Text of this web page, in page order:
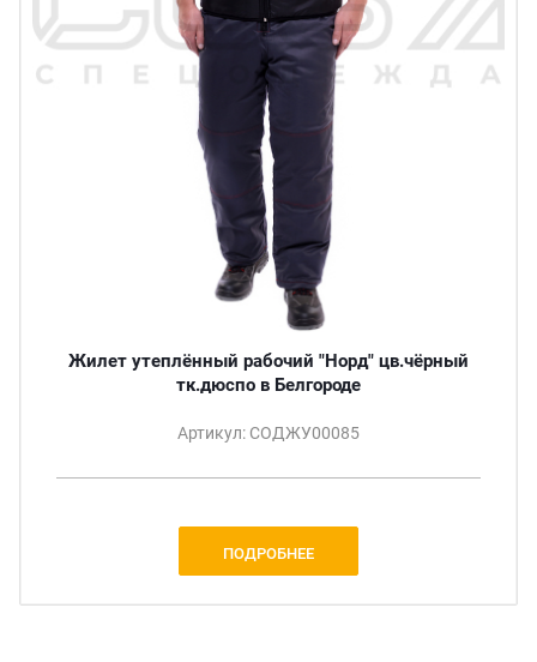
Жилет утеплённый рабочий "Норд" цв.чёрный
тк.дюспо в Белгороде
Артикул: СОДЖУ00085
ПОДРОБНЕЕ